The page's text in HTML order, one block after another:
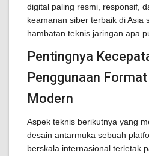
digital paling resmi, responsif,
keamanan siber terbaik di Asia
hambatan teknis jaringan apa
Pentingnya
Penggunaan
Modern
Aspek teknis berikutnya yang
desain antarmuka sebuah
berskala internasional terletak